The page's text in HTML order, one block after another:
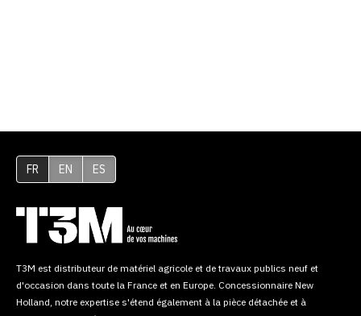
FR EN ES
T3M est distributeur de matériel agricole et de travaux publics neuf et
d'occasion dans toute la France et en Europe. Concessionnaire New
Holland, notre expertise s'étend également à la pièce détachée et à